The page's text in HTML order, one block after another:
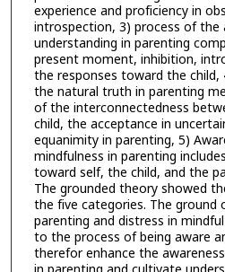
experience and proficiency in
introspection, 3) process of the
understanding in parenting
present moment, inhibition,
the responses toward the
the natural truth in parenting
of the interconnectedness
child, the acceptance in
equanimity in parenting, 5)
mindfulness in parenting
toward self, the child, and the
The grounded theory showed
the five categories. The ground
parenting and distress in
to the process of being aware
therefor enhance the